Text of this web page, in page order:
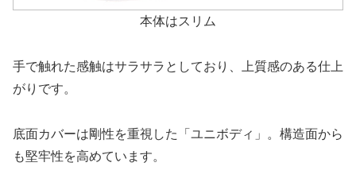
本体はスリム
手で触れた感触はサラサラとしており、上質感のある仕上
がりです。
底面カバーは剛性を重視した「ユニボディ」。構造面から
も堅牢性を高めています。